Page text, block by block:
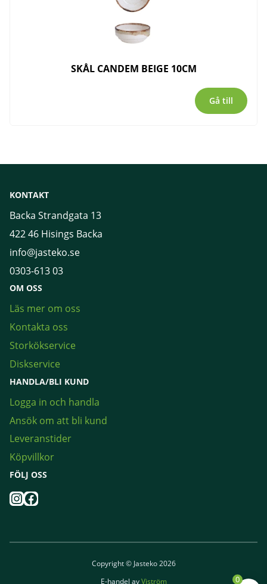
SKÅL CANDEM BEIGE 10CM
Gå till
KONTAKT
Backa Strandgata 13
422 46 Hisings Backa
info@jasteko.se
0303-613 03
OM OSS
Läs mer om oss
Kontakta oss
Storkökservice
Diskservice
HANDLA/BLI KUND
Logga in och handla
Ansök om att bli kund
Leveranstider
Köpvillkor
FÖLJ OSS
Instagram
Facebook
Copyright © Jasteko 2026
E-handel avViström 0